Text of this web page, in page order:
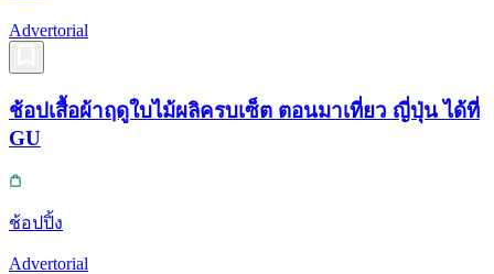
Advertorial
ช้อปเสื้อผ้าฤดูใบไม้ผลิครบเซ็ต ตอนมาเที่ยว ญี่ปุ่น ได้ที่
GU
ช้อปปิ้ง
Advertorial